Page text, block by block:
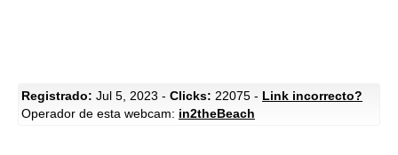
Registrado: Jul 5, 2023 - Clicks: 22075 - Link incorrecto?
Operador de esta webcam: in2theBeach